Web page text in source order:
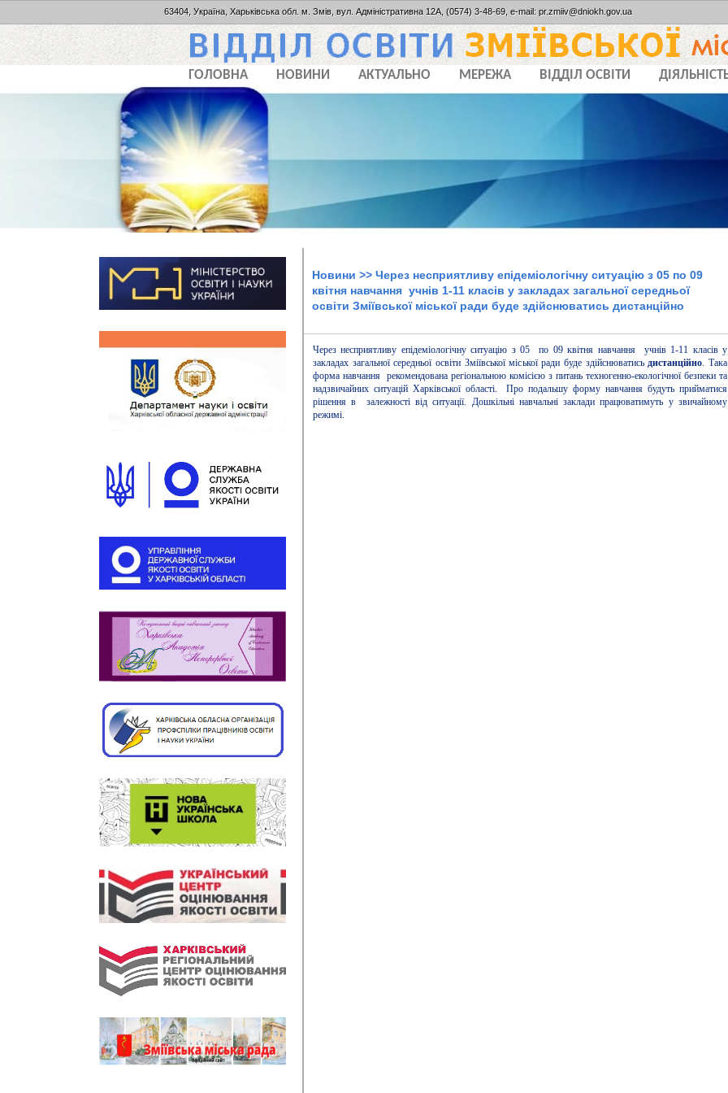
63404, Україна, Харьківська обл. м. Змів, вул. Адміністративна 12А, (0574) 3-48-69, e-mail: pr.zmiiv@dniokh.gov.ua
ГОЛОВНА НОВИНИ АКТУАЛЬНО МЕРЕЖА ВІДДІЛ ОСВІТИ
Новини >> Через несприятливу епідеміологічну ситуацію з 05 по 09
квітня навчання учнів 1-11 класів у закладах загальної середньої
освіти Зміївської міської ради буде здійснюватись дистанційно
Через несприятливу епідеміологічну ситуацію з 05 по 09 квітня навчання учнів 1-11 класів у
закладах загальної середньої освіти Зміївської міської ради буде здійснюватисьдистанційно. Така
форма навчання рекомендована регіональною комісією з питань техногенно-екологічної безпеки та
надзвичайних ситуацій Харківської області. Про подальшу форму навчання будуть прийматися
рішення в залежності від ситуації. Дошкільні навчальні заклади працюватимуть у звичайному
режимі.